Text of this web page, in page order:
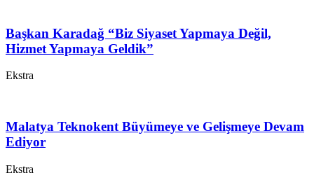
Başkan Karadağ “Biz Siyaset Yapmaya Değil,
Hizmet Yapmaya Geldik”
Ekstra
Malatya Teknokent Büyümeye ve Gelişmeye Devam
Ediyor
Ekstra